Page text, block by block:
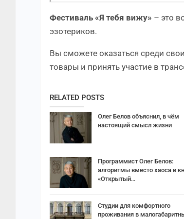
Фестиваль «Я тебя вижу» – это
эзотериков.
Вы сможете оказаться среди
товары и принять участие в
RELATED POSTS
Олег Белов объяснил, в чём
настоящий смысл жизни
Программист Олег Белов:
алгоритмы вместо хаоса в
«Открытый…
Студии для комфортного
проживания в